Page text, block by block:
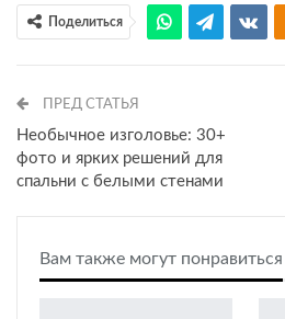
Поделиться
ПРЕД СТАТЬЯ
Необычное изголовье: 30+
фото и ярких решений для
спальни с белыми стенами
Вам также могут понравиться